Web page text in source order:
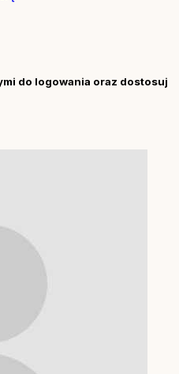
do logowania oraz dostosuj